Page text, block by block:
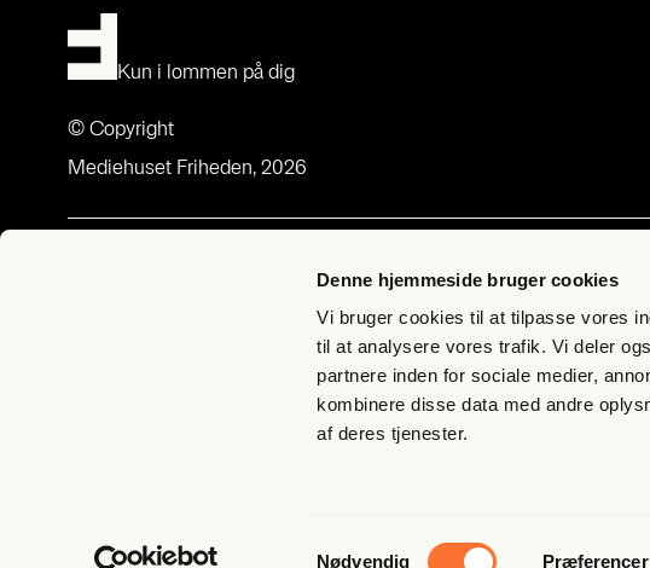
Denne hjemmeside bruger cookies
Vi bruger cookies til at tilpasse vores
til at analysere vores trafik. Vi deler
partnere inden for sociale medier,
kombinere disse data med andre
af deres tjenester.
Samtykkevalg
Nødvendig Præferencer
Butik Fri­heds­bre­vet
Bliv Lyg­te­mand
Til­meld nyheds­bre­ve
Kun i lommen på dig
Mediehuset Friheden, 2026
© Copyright